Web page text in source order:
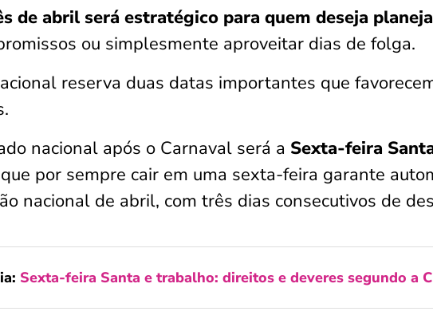
de abril será estratégico para quem deseja
ou simplesmente aproveitar dias de folga.
reserva duas datas importantes que
nacional após o Carnaval será a Sexta-feira
por sempre cair em uma sexta-feira garante
nacional de abril, com três dias consecutivos de
Sexta-feira Santa e trabalho: direitos e deveres segundo a